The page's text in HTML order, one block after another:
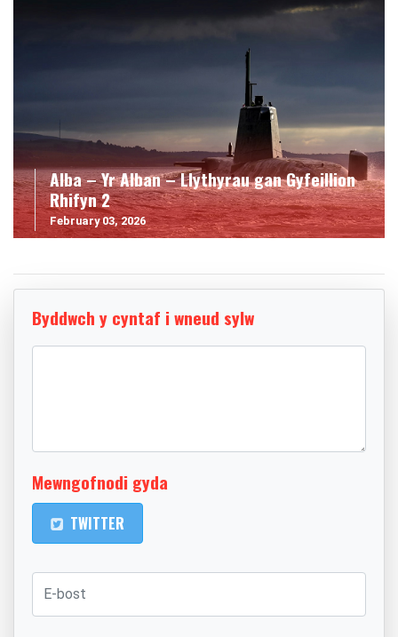
Alba – Yr Alban – Llythyrau gan Gyfeillion
Rhifyn 2
February 03, 2026
Byddwch y cyntaf i wneud sylw
Mewngofnodi gyda
TWITTER